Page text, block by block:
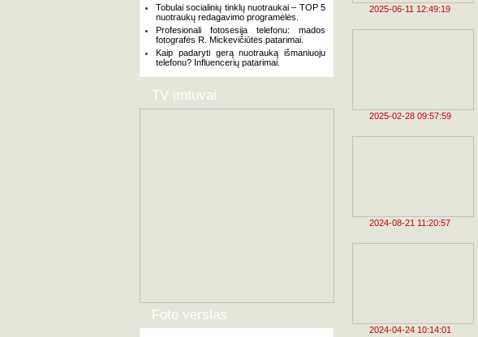
Tobulai socialinių tinklų nuotraukai – TOP 5
nuotraukų redagavimo programėlės.
Profesionali fotosesija telefonu: mados
fotografės R. Mickevičiūtės patarimai.
Kaip padaryti gerą nuotrauką išmaniuoju
telefonu? Influencerių patarimai.
TV imtuvai
Foto verslas
2025-06-11 12:49:19
2025-02-28 09:57:59
2024-08-21 11:20:57
2024-04-24 10:14:01